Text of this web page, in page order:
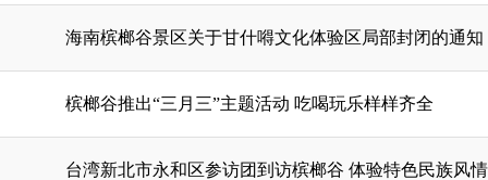
海南槟榔谷景区关于甘什嘚文化体验区局部封闭的通知
槟榔谷推出“三月三”主题活动 吃喝玩乐样样齐全
台湾新北市永和区参访团到访槟榔谷 体验特色民族风情